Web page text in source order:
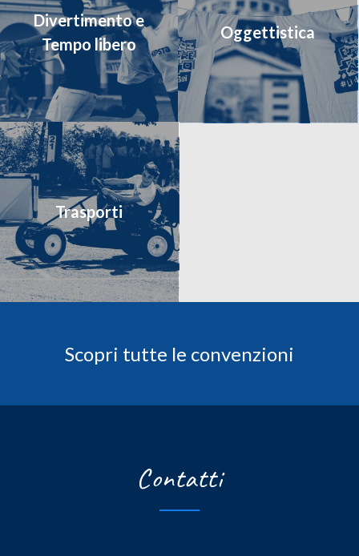
Divertimento e
Tempo libero
Oggettistica
Trasporti
Scopri tutte le convenzioni
Contatti